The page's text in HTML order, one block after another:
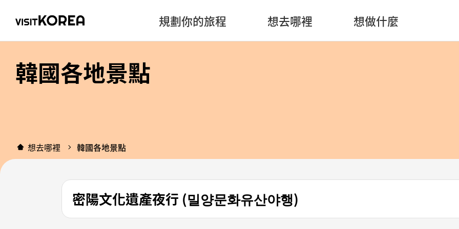
規劃你的旅程 想去哪裡 想做什麼
韓國各地景點
想去哪裡 韓國各地景點
密陽文化遺產夜行 (밀양문화유산야행)